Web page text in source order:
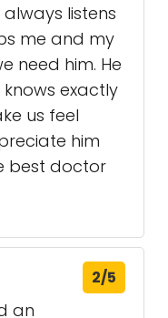
listens
me and my
need him. He
exactly
us feel
him
best doctor
2/5
an